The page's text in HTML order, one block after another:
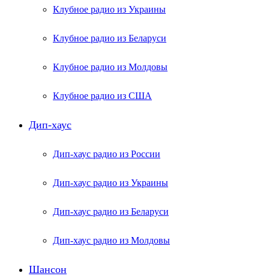
Клубное радио из Украины
Клубное радио из Беларуси
Клубное радио из Молдовы
Клубное радио из США
Дип-хаус
Дип-хаус радио из России
Дип-хаус радио из Украины
Дип-хаус радио из Беларуси
Дип-хаус радио из Молдовы
Шансон